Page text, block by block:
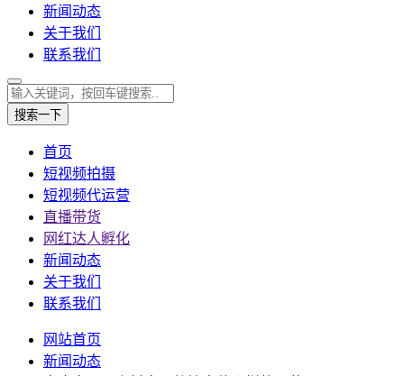
新闻动态
关于我们
联系我们
搜索一下
首页
短视频拍摄
短视频代运营
直播带货
网红达人孵化
新闻动态
关于我们
联系我们
网站首页
新闻动态